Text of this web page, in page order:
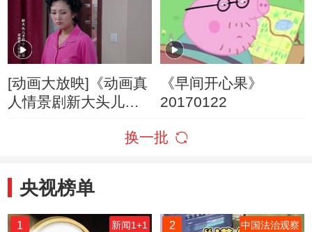
[动画大放映]《动画真
人情景剧新大头儿子
《早间开心果》
20170122
换一批
央视榜单
1 新闻1+1 2 中国法治观察